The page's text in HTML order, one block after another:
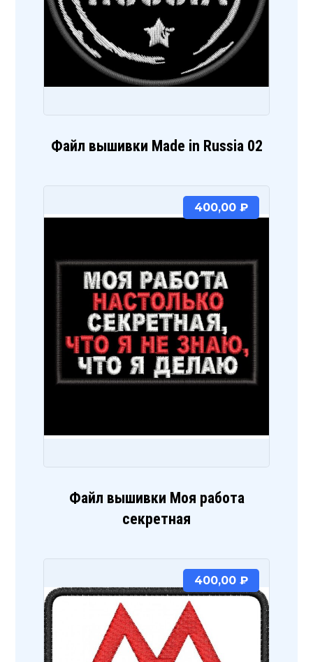
Файл вышивки Made in Russia 02
Файл вышивки Моя работа
секретная
400,00 ₽
400,00 ₽